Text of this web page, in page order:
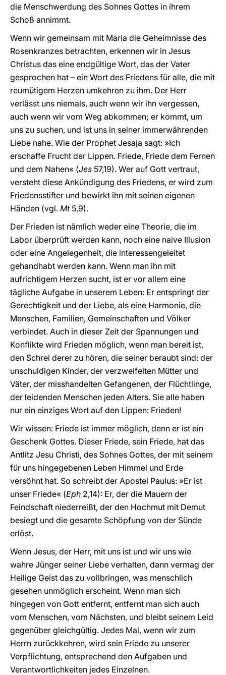
die Menschwerdung des Sohnes Gottes in ihrem
Schoß annimmt.
Wenn wir gemeinsam mit Maria die Geheimnisse des
Rosenkranzes betrachten, erkennen wir in Jesus
Christus das eine endgültige Wort, das der Vater
gesprochen hat – ein Wort des Friedens für alle, die mit
reumütigem Herzen umkehren zu ihm. Der Herr
verlässt uns niemals, auch wenn wir ihn vergessen,
auch wenn wir vom Weg abkommen; er kommt, um
uns zu suchen, und ist uns in seiner immerwährenden
Liebe nahe. Wie der Prophet Jesaja sagt: »Ich
erschaffe Frucht der Lippen. Friede, Friede dem Fernen
und dem Nahen« (Jes 57,19). Wer auf Gott vertraut,
versteht diese Ankündigung des Friedens, er wird zum
Friedensstifter und bewirkt ihn mit seinen eigenen
Händen (vgl. Mt5,9).
Der Frieden ist nämlich weder eine Theorie, die im
Labor überprüft werden kann, noch eine naive Illusion
oder eine Angelegenheit, die interessengeleitet
gehandhabt werden kann. Wenn man ihn mit
aufrichtigem Herzen sucht, ist er vor allem eine
tägliche Aufgabe in unserem Leben: Er entspringt der
Gerechtigkeit und der Liebe, als eine Harmonie, die
Menschen, Familien, Gemeinschaften und Völker
verbindet. Auch in dieser Zeit der Spannungen und
Konflikte wird Frieden möglich, wenn man bereit ist,
den Schrei derer zu hören, die seiner beraubt sind: der
unschuldigen Kinder, der verzweifelten Mütter und
Väter, der misshandelten Gefangenen, der Flüchtlinge,
der leidenden Menschen jeden Alters. Sie alle haben
nur ein einziges Wort auf den Lippen: Frieden!
Wir wissen: Friede ist immer möglich, denn er ist ein
Geschenk Gottes. Dieser Friede, sein Friede, hat das
Antlitz Jesu Christi, des Sohnes Gottes, der mit seinem
für uns hingegebenen Leben Himmel und Erde
versöhnt hat. So schreibt der Apostel Paulus: »Er ist
unser Friede« (Eph 2,14): Er, der die Mauern der
Feindschaft niederreißt, der den Hochmut mit Demut
besiegt und die gesamte Schöpfung von der Sünde
erlöst.
Wenn Jesus, der Herr, mit uns ist und wir uns wie
wahre Jünger seiner Liebe verhalten, dann vermag der
Heilige Geist das zu vollbringen, was menschlich
gesehen unmöglich erscheint. Wenn man sich
hingegen von Gott entfernt, entfernt man sich auch
vom Menschen, vom Nächsten, und bleibt seinem Leid
gegenüber gleichgültig. Jedes Mal, wenn wir zum
Herrn zurückkehren, wird sein Friede zu unserer
Verpflichtung, entsprechend den Aufgaben und
Verantwortlichkeiten jedes Einzelnen.